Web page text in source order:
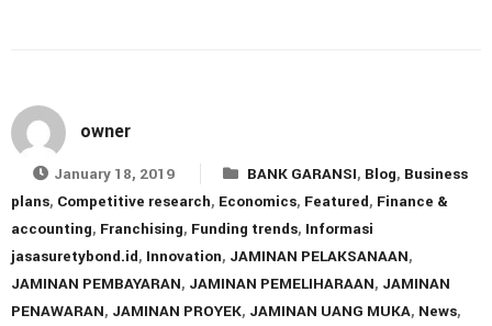
owner
January 18, 2019 BANK GARANSI, Blog, Business
plans, Competitive research, Economics, Featured, Finance &
accounting, Franchising, Funding trends, Informasi
jasasuretybond.id, Innovation, JAMINAN PELAKSANAAN,
JAMINAN PEMBAYARAN, JAMINAN PEMELIHARAAN, JAMINAN
PENAWARAN, JAMINAN PROYEK, JAMINAN UANG MUKA, News,